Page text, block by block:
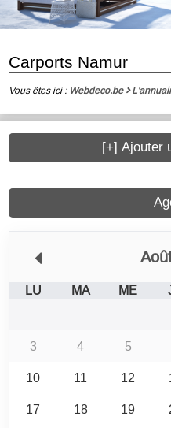
Carports Namur
Vous êtes ici : Webdeco.be
LU MA ME
3
4 5
10
11 12
17
18 19
[+] Ajouter